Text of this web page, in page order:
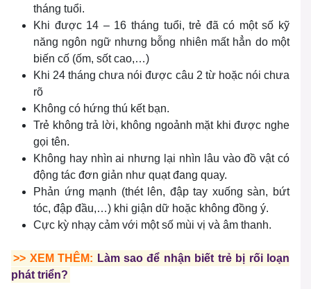
tháng tuổi.
Khi được 14 – 16 tháng tuổi, trẻ đã có một số kỹ
năng ngôn ngữ nhưng bỗng nhiên mất hẳn do một
biến cố (ốm, sốt cao,…)
Khi 24 tháng chưa nói được câu 2 từ hoặc nói chưa
rõ
Không có hứng thú kết bạn.
Trẻ không trả lời, không ngoảnh mặt khi được nghe
gọi tên.
Không hay nhìn ai nhưng lại nhìn lâu vào đồ vật có
động tác đơn giản như quạt đang quay.
Phản ứng mạnh (thét lên, đập tay xuống sàn, bứt
tóc, đập đầu,…) khi giận dữ hoặc không đồng ý.
Cực kỳ nhạy cảm với một số mùi vị và âm thanh.
>> XEM THÊM: Làm sao để nhận biết trẻ bị rối loạn
phát triển?